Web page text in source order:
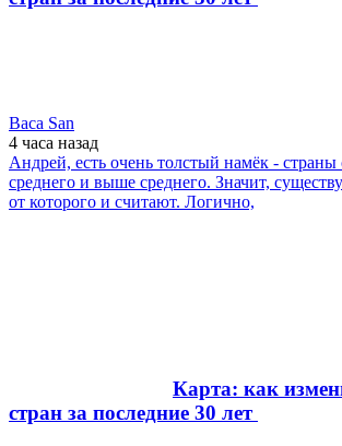
Baca San
4 часа назад
Андрей, есть очень толстый намёк -
среднего и выше среднего. Значит,
от которого и считают. Логично,
Карта: как
стран за последние 30 лет